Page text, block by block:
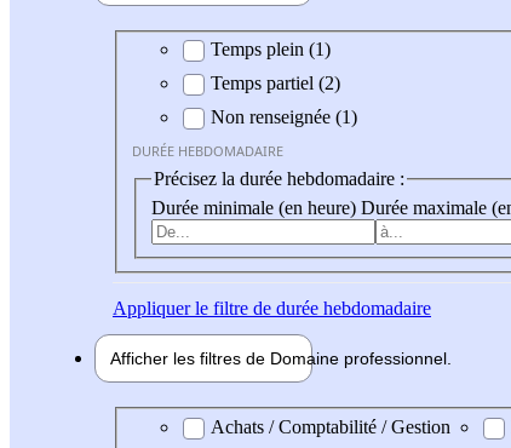
Durée hebdomadaire
Temps plein (1)
Temps partiel (2)
Non renseignée (1)
DURÉE HEBDOMADAIRE
Précisez la durée hebdomadaire :
Durée minimale (en heure) Durée maximale
Appliquerle filtre de durée hebdomadaire
Afficher les filtres de Domaine professionnel
Domaine professionel
Achats / Comptabilité / Gestion